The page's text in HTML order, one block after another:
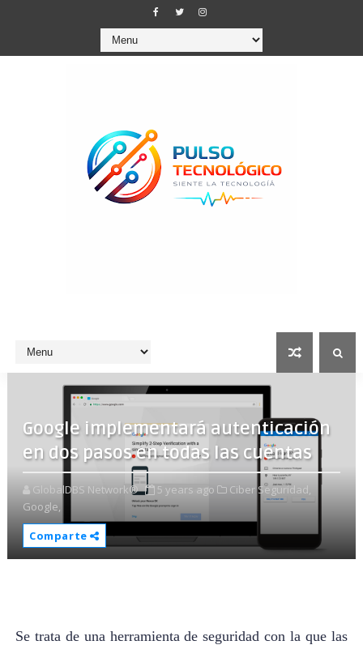
Google implementará autenticación
en dos pasos en todas las cuentas
GlobalDBS Network® 5 years ago
Ciber Seguridad,
Google,
Comparte
Se trata de una herramienta de seguridad con la que las